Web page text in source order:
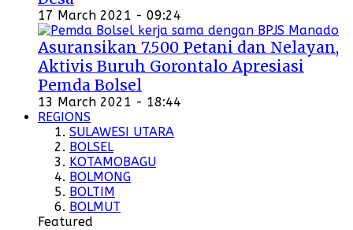
17 March 2021 - 09:24
Asuransikan 7.500 Petani dan Nelayan,
Aktivis Buruh Gorontalo Apresiasi
Pemda Bolsel
13 March 2021 - 18:44
REGIONS
SULAWESI UTARA
BOLSEL
KOTAMOBAGU
BOLMONG
BOLTIM
BOLMUT
Featured